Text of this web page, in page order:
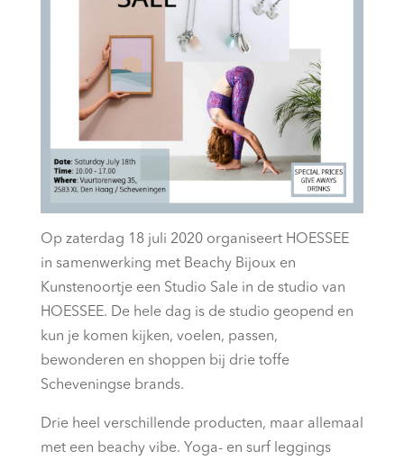
Op zaterdag 18 juli 2020 organiseert HOESSEE
in samenwerking met Beachy Bijoux en
Kunstenoortje een Studio Sale in de studio van
HOESSEE. De hele dag is de studio geopend en
kun je komen kijken, voelen, passen,
bewonderen en shoppen bij drie toffe
Scheveningse brands.
Drie heel verschillende producten, maar allemaal
met een beachy vibe. Yoga- en surf leggings